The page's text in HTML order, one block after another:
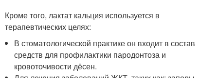
Кроме того, лактат кальция используется в
терапевтических целях:
В стоматологической практике он входит в состав
средств для профилактики пародонтоза и
кровоточивости дёсен.